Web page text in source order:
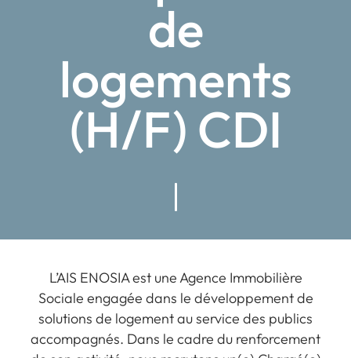
de
logements
(H/F) CDI
L’AIS ENOSIA est une Agence Immobilière
Sociale engagée dans le développement de
solutions de logement au service des publics
accompagnés. Dans le cadre du renforcement